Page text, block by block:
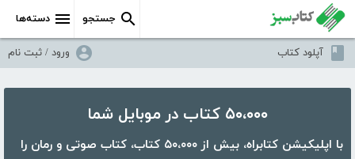
دسته‌ها جستجو
آپلود کتاب ورود / ثبت نام
۵۰،۰۰۰ کتاب در موبایل شما
با اپلیکیشن کتابراه، بیش از ۵۰،۰۰۰ کتاب، کتاب صوتی و رمان را